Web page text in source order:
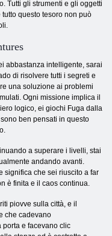
Tutti gli strumenti e gli oggetti
questo tesoro non può
abbastanza intelligente, sarai
di risolvere tutti i segreti e
una soluzione ai problemi
Ogni missione implica il
logico, ei giochi Fuga dalla
ben pensati in questo
a superare i livelli, stai
andando avanti.
significa che sei riuscito a far
è finita e il caos continua.
piovve sulla città, e il
che cadevano
e facevano clic